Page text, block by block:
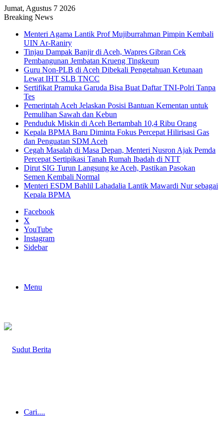
Jumat, Agustus 7 2026
Breaking News
Menteri Agama Lantik Prof Mujiburrahman Pimpin Kembali
UIN Ar-Raniry
Tinjau Dampak Banjir di Aceh, Wapres Gibran Cek
Pembangunan Jembatan Krueng Tingkeum
Guru Non-PLB di Aceh Dibekali Pengetahuan Ketunaan
Lewat IHT SLB TNCC
Sertifikat Pramuka Garuda Bisa Buat Daftar TNI-Polri Tanpa
Tes
Pemerintah Aceh Jelaskan Posisi Bantuan Kementan untuk
Pemulihan Sawah dan Kebun
Penduduk Miskin di Aceh Bertambah 10,4 Ribu Orang
Kepala BPMA Baru Diminta Fokus Percepat Hilirisasi Gas
dan Penguatan SDM Aceh
Cegah Masalah di Masa Depan, Menteri Nusron Ajak Pemda
Percepat Sertipikasi Tanah Rumah Ibadah di NTT
Dirut SIG Turun Langsung ke Aceh, Pastikan Pasokan
Semen Kembali Normal
Menteri ESDM Bahlil Lahadalia Lantik Mawardi Nur sebagai
Kepala BPMA
Facebook
X
YouTube
Instagram
Sidebar
Menu
Cari....